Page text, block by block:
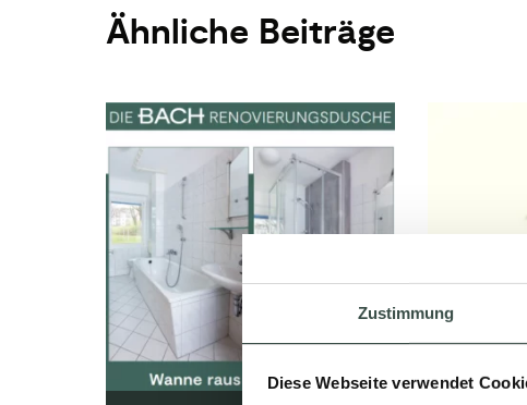
Zustimmung
Diese Webseite verwendet
Ähnliche Beiträge